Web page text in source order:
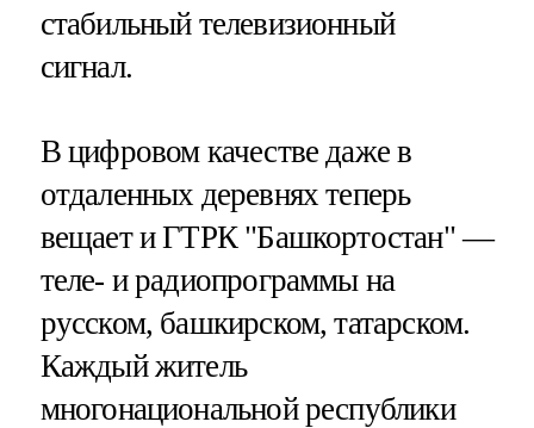
стабильный телевизионный
сигнал.
В цифровом качестве даже в
отдаленных деревнях теперь
вещает и ГТРК "Башкортостан" —
теле- и радиопрограммы на
русском, башкирском, татарском.
Каждый житель
многонациональной республики